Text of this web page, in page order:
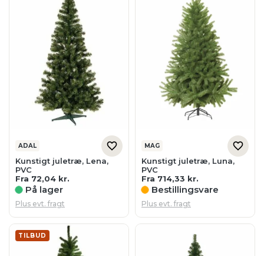
ADAL
Kunstigt juletræ, Lena,
PVC
Fra 72,04 kr.
På lager
Plus evt. fragt
MAG
Kunstigt juletræ, Luna,
PVC
Fra 714,33 kr.
Bestillingsvare
Plus evt. fragt
TILBUD